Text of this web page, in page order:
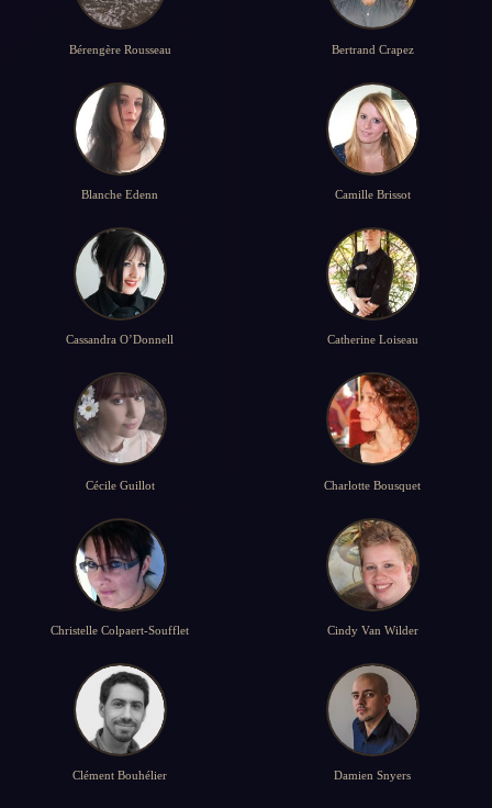
Bérengère Rousseau Bertrand Crapez
Blanche Edenn Camille Brissot
Cassandra O’Donnell Catherine Loiseau
Cécile Guillot Charlotte Bousquet
Christelle Colpaert-Soufflet Cindy Van Wilder
Clément Bouhélier Damien Snyers